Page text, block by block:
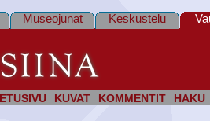
ETUSIVU KUVAT KOMMENTIT HAKU
Museojunat Keskustelu